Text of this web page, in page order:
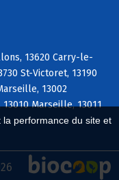
performance du site et
13620 Carry-le-
St-Victoret, 13190
13002
Marseille, 13011